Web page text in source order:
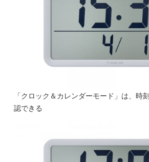
「クロック＆カレンダーモード」は、時
認できる